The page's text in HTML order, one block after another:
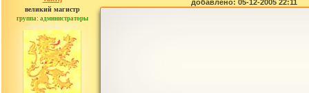
великий магистр
группа: администраторы
сообщений: 3753
добавлено: 05-12-2005 22:11